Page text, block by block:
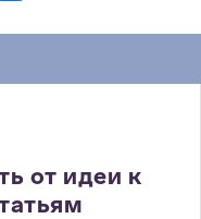
от идеи к